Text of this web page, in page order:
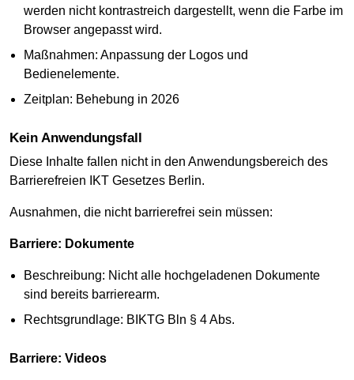
werden nicht kontrastreich dargestellt, wenn die Farbe im
Browser angepasst wird.
Maßnahmen: Anpassung der Logos und
Bedienelemente.
Zeitplan: Behebung in 2026
Kein Anwendungsfall
Diese Inhalte fallen nicht in den Anwendungsbereich des
Barrierefreien IKT Gesetzes Berlin.
Ausnahmen, die nicht barrierefrei sein müssen:
Barriere: Dokumente
Beschreibung: Nicht alle hochgeladenen Dokumente
sind bereits barrierearm.
Rechtsgrundlage: BIKTG Bln § 4 Abs.
Barriere: Videos